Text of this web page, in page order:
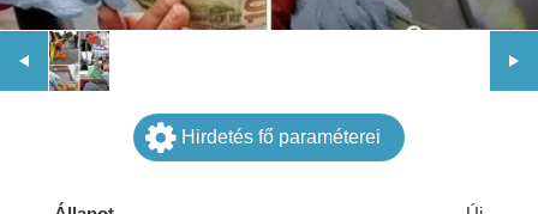
Hirdetés fő paraméterei